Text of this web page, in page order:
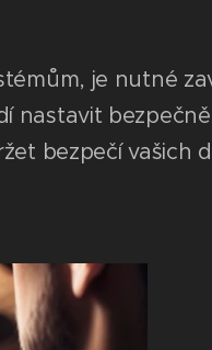
je nutné
nastavit
bezpečí vašich